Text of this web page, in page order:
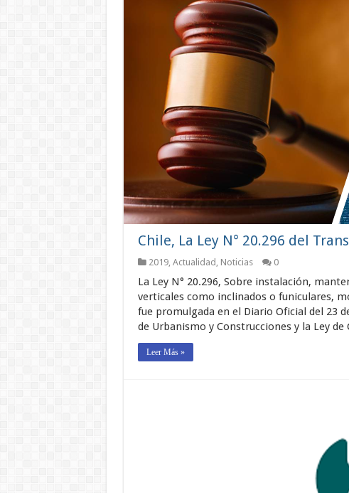
Chile, La Ley N° 20.296 del
2019, Actualidad , Noticias 0
La Ley N° 20.296, Sobre instalación,
verticales como inclinados o funiculares,
fue promulgada en el Diario Oficial del 23
de Urbanismo y Construcciones y la Ley
Leer Más »